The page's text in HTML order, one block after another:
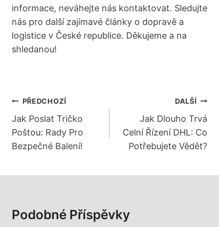
informace, neváhejte nás kontaktovat. Sledujte
nás pro další zajímavé články o dopravě a
logistice v České republice. Děkujeme a na
shledanou!
Navigace
Pro
Příspěvek
PŘEDCHOZÍ
Jak Poslat Tričko
Poštou: Rady Pro
Bezpečné Balení!
DALŠÍ
Jak Dlouho Trvá
Celní Řízení DHL: Co
Potřebujete Vědět?
Podobné Příspěvky